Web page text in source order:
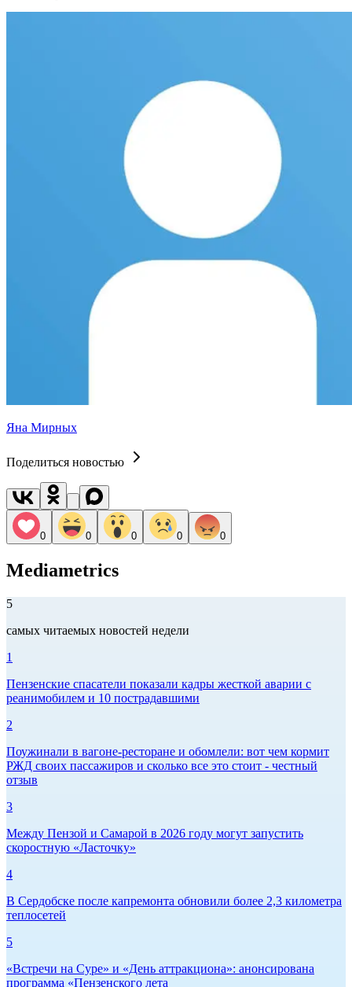
Яна Мирных
Поделиться новостью
0 0 0 0 0
Mediametrics
5
самых читаемых новостей недели
1
Пензенские спасатели показали кадры жесткой аварии с
реанимобилем и 10 пострадавшими
2
Поужинали в вагоне-ресторане и обомлели: вот чем кормит
РЖД своих пассажиров и сколько все это стоит - честный
отзыв
3
Между Пензой и Самарой в 2026 году могут запустить
скоростную «Ласточку»
4
В Сердобске после капремонта обновили более 2,3 километра
теплосетей
5
«Встречи на Суре» и «День аттракциона»: анонсирована
программа «Пензенского лета